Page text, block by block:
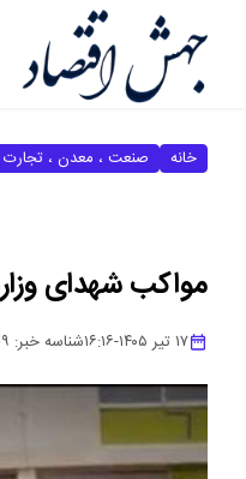
خانه صنعت ، معدن ، تجارت
مواکب شهدای
۱۷ تیر ۱۴۰۵ -۱۶:۱۶شناسه خبر: